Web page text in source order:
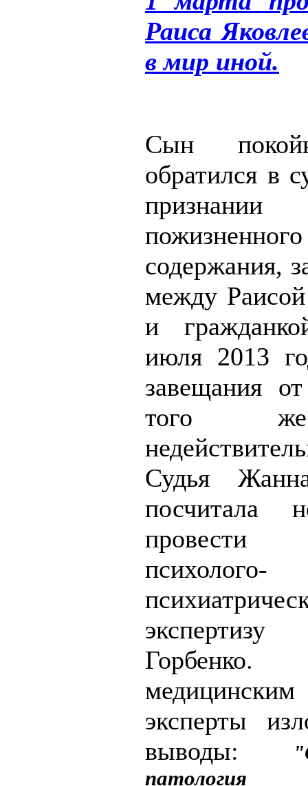
Раиса
в мир иной.
Сын
обратился в
пожизненного
содержания,
между
и
июля 2013
завещания
того
Судья
посчитала
провести
психолого-
эксперты
выводы: